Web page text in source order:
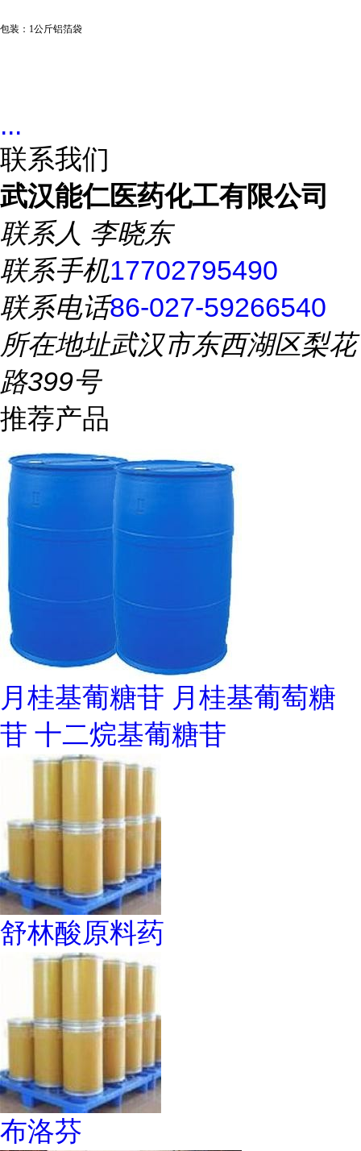
包装： 1公斤铝箔袋
...
联系我们
武汉能仁医药化工有限公司
联系人 李晓东
联系手机17702795490
联系电话86-027-59266540
所在地址武汉市东西湖区梨花
路399号
推荐产品
月桂基葡糖苷 月桂基葡萄糖
苷 十二烷基葡糖苷
舒林酸原料药
布洛芬